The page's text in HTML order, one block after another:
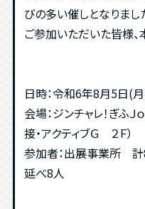
びの多い催しとなりまし
ご参加いただいた皆様、
日時：令和6年8月5日(
会場：ジンチャレ！ぎふＪ
接・アクティブＧ ２Ｆ）
参加者：出展事業所 計
延べ8人